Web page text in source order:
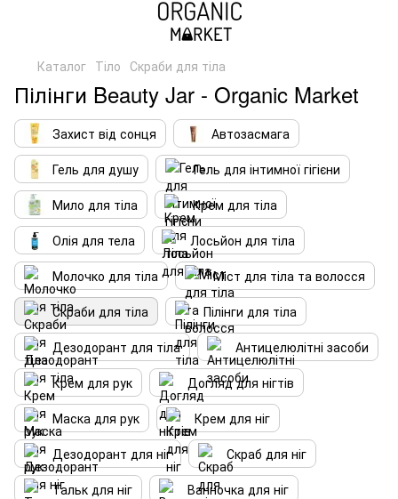
Каталог Тіло Скраби для тіла
Пілінги Beauty Jar - Organic Market
Захист від сонця
Автозасмага
Гель для душу
Гель для інтимної гігієни
Мило для тіла
Крем для тіла
Олія для тела
Лосьйон для тіла
Молочко для тіла
Міст для тіла та волосся
Скраби для тіла
Пілінги для тіла
Дезодорант для тіла
Антицелюлітні засоби
Крем для рук
Догляд для нігтів
Маска для рук
Крем для ніг
Дезодорант для ніг
Скраб для ніг
Тальк для ніг
Ванночка для ніг